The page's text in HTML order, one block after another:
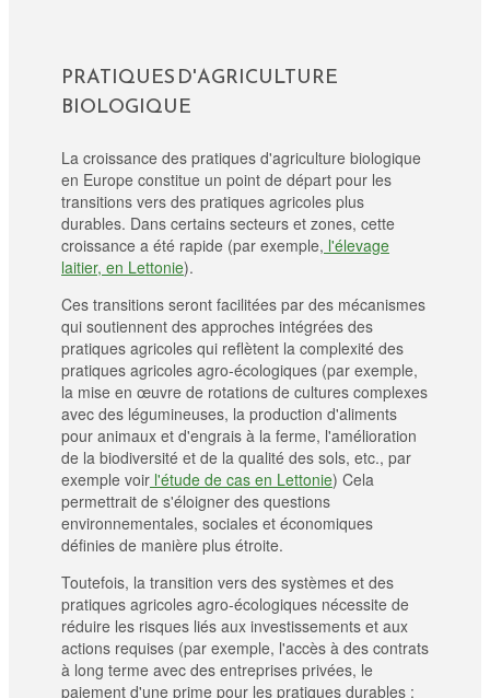
PRATIQUES D'AGRICULTURE
BIOLOGIQUE
La croissance des pratiques d'agriculture biologique
en Europe constitue un point de départ pour les
transitions vers des pratiques agricoles plus
durables. Dans certains secteurs et zones, cette
croissance a été rapide (par exemple, l'élevage
laitier, en Lettonie).
Ces transitions seront facilitées par des mécanismes
qui soutiennent des approches intégrées des
pratiques agricoles qui reflètent la complexité des
pratiques agricoles agro-écologiques (par exemple,
la mise en œuvre de rotations de cultures complexes
avec des légumineuses, la production d'aliments
pour animaux et d'engrais à la ferme, l'amélioration
de la biodiversité et de la qualité des sols, etc., par
exemple voir l'étude de cas en Lettonie) Cela
permettrait de s'éloigner des questions
environnementales, sociales et économiques
définies de manière plus étroite.
Toutefois, la transition vers des systèmes et des
pratiques agricoles agro-écologiques nécessite de
réduire les risques liés aux investissements et aux
actions requises (par exemple, l'accès à des contrats
à long terme avec des entreprises privées, le
paiement d'une prime pour les pratiques durables ;